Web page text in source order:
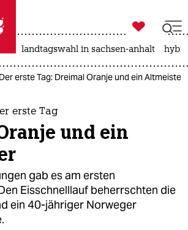
taz zahl ich
taz zahl ich

taz zahl ich
landtagswahl in sachsen-anhalt
erste Tag: Dreimal Oranje und ein Altmeister
erste Tag
und ein
gab es am ersten
Eisschnelllauf beherrschten die
ein 40-jähriger Norweger